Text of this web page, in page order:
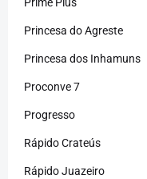
Princesa do Agreste
Princesa dos Inhamuns
Proconve 7
Progresso
Rápido Crateús
Rápido Juazeiro